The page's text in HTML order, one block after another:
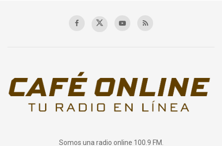
Somos una radio online 100.9 FM.